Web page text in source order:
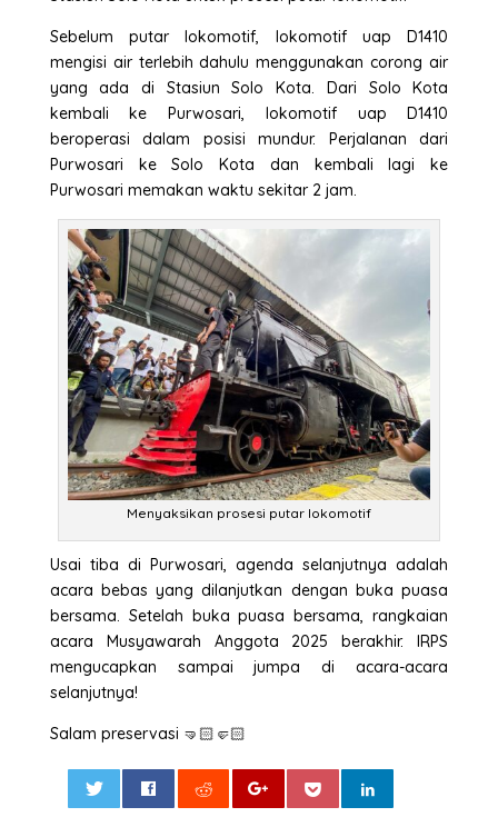
Sebelum putar lokomotif, lokomotif uap D1410
mengisi air terlebih dahulu menggunakan corong air
yang ada di Stasiun Solo Kota. Dari Solo Kota
kembali ke Purwosari, lokomotif uap D1410
beroperasi dalam posisi mundur. Perjalanan dari
Purwosari ke Solo Kota dan kembali lagi ke
Purwosari memakan waktu sekitar 2 jam.
Menyaksikan prosesi putar lokomotif
Usai tiba di Purwosari, agenda selanjutnya adalah
acara bebas yang dilanjutkan dengan buka puasa
bersama. Setelah buka puasa bersama, rangkaian
acara Musyawarah Anggota 2025 berakhir. IRPS
mengucapkan sampai jumpa di acara-acara
selanjutnya!
Salam preservasi 🤜🏻🤛🏻